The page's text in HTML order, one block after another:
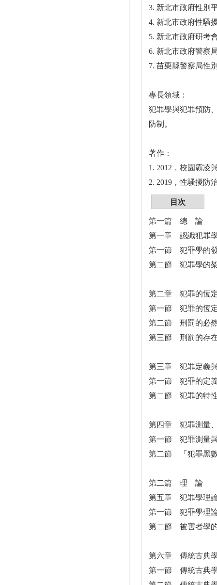
3. 新北市政府性別
4. 新北市政府性騷
5. 新北市政府研考
6. 新北市政府警察
7. 苗栗縣警察局性
專長領域：
犯罪學與犯罪預防
防制。
著作：
1. 2012，校園霸凌
2. 2019，性騷擾防
目次
第一篇 總 論
第一章 認識犯罪
第一節 犯罪學的
第二節 犯罪學的
第二章 犯罪的恆
第一節 犯罪的恆
第二節 刑罰的必
第三節 刑罰的存
第三章 犯罪定義
第一節 犯罪的定
第二節 犯罪的特
第四章 犯罪測量
第一節 犯罪測量
第二節 「犯罪黑
第二篇 理 論
第五章 犯罪學理
第一節 犯罪學理
第二節 被害者學
第六章 傳統古典
第一節 傳統古典